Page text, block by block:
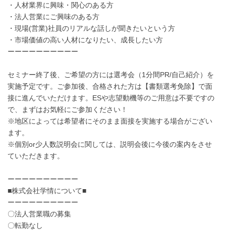
・人材業界に興味・関心のある方
・法人営業にご興味のある方
・現場(営業)社員のリアルな話しが聞きたいという方
・市場価値の高い人材になりたい、成長したい方
ーーーーーーーーーー
セミナー終了後、ご希望の方には選考会（1分間PR/自己紹介）を
実施予定です。ご参加後、合格された方は【書類選考免除】で面
接に進んでいただけます。ESや志望動機等のご用意は不要ですの
で、まずはお気軽にご参加ください！
※地区によっては希望者にそのまま面接を実施する場合がござい
ます。
※個別or少人数説明会に関しては、説明会後に今後の案内をさせ
ていただきます。
ーーーーーーーーーー
■株式会社学情について■
ーーーーーーーーーー
〇法人営業職の募集
〇転勤なし